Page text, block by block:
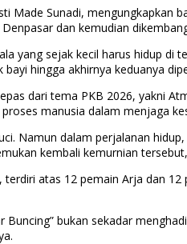
Made Sunadi, mengungkapkan
dan kemudian
yang sejak kecil harus hidup
hingga akhirnya keduanya
dari tema PKB 2026, yakni
manusia dalam menjaga
Namun dalam perjalanan
kembali kemurnian
atas 12 pemain Arja dan
Buncing” bukan sekadar